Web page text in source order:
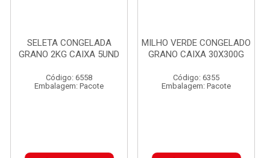
SELETA CONGELADA
GRANO 2KG CAIXA 5UND
Código: 6558
Embalagem: Pacote
MILHO VERDE CONGELADO
GRANO CAIXA 30X300G
Código: 6355
Embalagem: Pacote